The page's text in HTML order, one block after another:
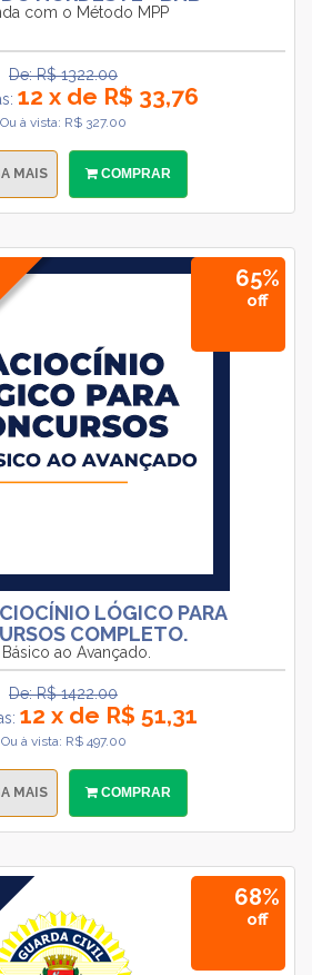
com o Método MPP
De: R$ 1322.00
12 x de R$ 33,76
Ou à vista: R$ 327.00
MAIS COMPRAR
65%
off
LÓGICO PARA
COMPLETO.
ao Avançado.
De: R$ 1422.00
12 x de R$ 51,31
Ou à vista: R$ 497.00
MAIS COMPRAR
68%
off